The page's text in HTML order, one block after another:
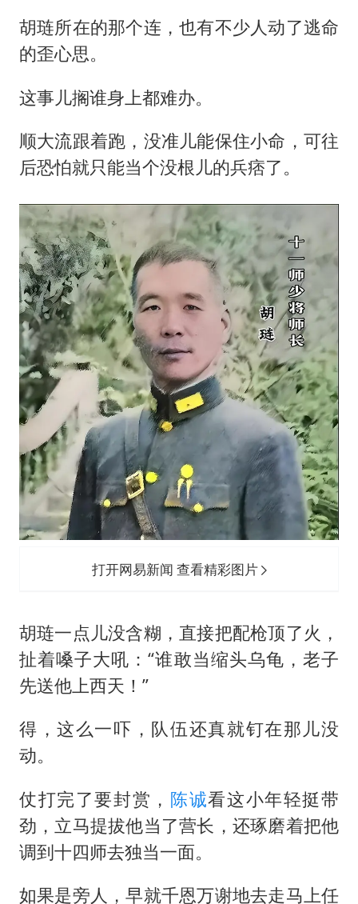
胡琏所在的那个连，也有不少人动了逃命
的歪心思。
这事儿搁谁身上都难办。
顺大流跟着跑，没准儿能保住小命，可往
后恐怕就只能当个没根儿的兵痞了。
打开网易新闻 查看精彩图片
胡琏一点儿没含糊，直接把配枪顶了火，
扯着嗓子大吼：“谁敢当缩头乌龟，老子
先送他上西天！”
得，这么一吓，队伍还真就钉在那儿没
动。
仗打完了要封赏， 陈诚看这小年轻挺带
劲，立马提拔他当了营长，还琢磨着把他
调到十四师去独当一面。
如果是旁人，早就千恩万谢地去走马上任